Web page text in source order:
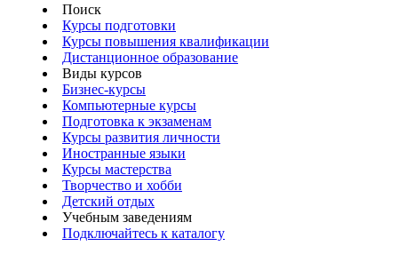
Поиск
Курсы подготовки
Курсы повышения квалификации
Дистанционное образование
Виды курсов
Бизнес-курсы
Компьютерные курсы
Подготовка к экзаменам
Курсы развития личности
Иностранные языки
Курсы мастерства
Творчество и хобби
Детский отдых
Учебным заведениям
Подключайтесь к каталогу